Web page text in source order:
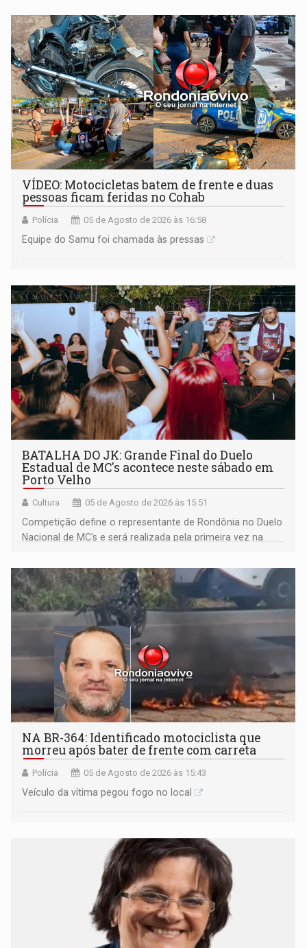
milhões
VÍDEO: Motocicletas batem de frente e duas
pessoas ficam feridas no Cohab
Polícia 05 de Agosto de 2026 às 16:58
Equipe do Samu foi chamada às pressas
BATALHA DO JK: Grande Final do Duelo
Estadual de MC's acontece neste sábado em
Porto Velho
Cultura 05 de Agosto de 2026 às 15:51
Competição define o representante de Rondônia no Duelo
Nacional de MC's e será realizada pela primeira vez na
NA BR-364: Identificado motociclista que
morreu após bater de frente com carreta
Polícia 05 de Agosto de 2026 às 15:43
Veículo da vítima pegou fogo no local